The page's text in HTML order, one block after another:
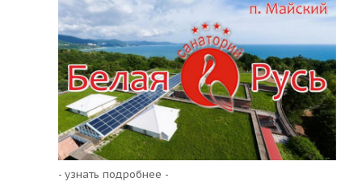
- узнать подробнее -